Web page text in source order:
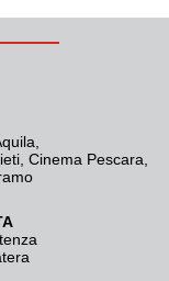
Cinema Pescara,